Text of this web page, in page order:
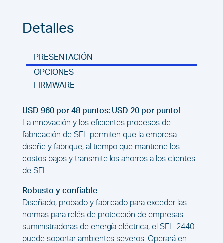
Detalles
PRESENTACIÓN
OPCIONES
FIRMWARE
USD 960 por 48 puntos: USD 20 por punto!
La innovación y los eficientes procesos de
fabricación de SEL permiten que la empresa
diseñe y fabrique, al tiempo que mantiene los
costos bajos y transmite los ahorros a los clientes
de SEL.
Robusto y confiable
Diseñado, probado y fabricado para exceder las
normas para relés de protección de empresas
suministradoras de energía eléctrica, el SEL-2440
puede soportar ambientes severos. Operará en